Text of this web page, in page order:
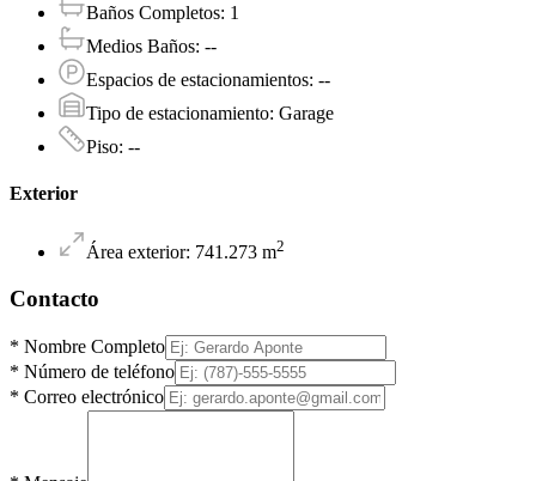
Baños Completos: 1
Medios Baños: --
Espacios de estacionamientos: --
Tipo de estacionamiento: Garage
Piso: --
Exterior
Área exterior: 741.273 m2
Contacto
* Nombre Completo
* Número de teléfono
* Correo electrónico